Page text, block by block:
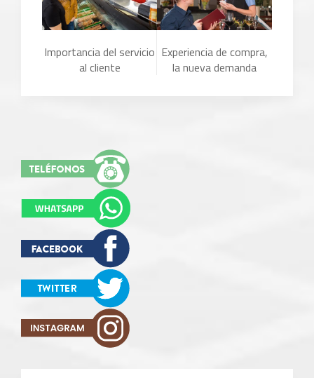
Importancia del servicio
al cliente
Experiencia de compra,
la nueva demanda